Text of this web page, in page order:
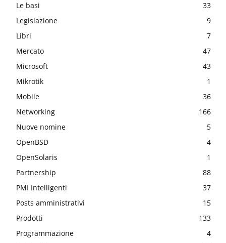
Le basi
33
Legislazione
9
Libri
7
Mercato
47
Microsoft
43
Mikrotik
1
Mobile
36
Networking
166
Nuove nomine
5
OpenBSD
4
OpenSolaris
1
Partnership
88
PMI Intelligenti
37
Posts amministrativi
15
Prodotti
133
Programmazione
4